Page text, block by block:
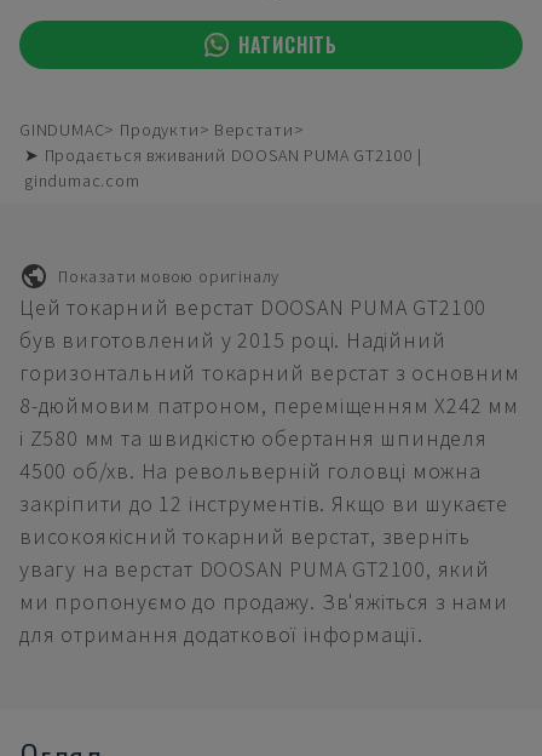
НАТИСНІТЬ
GINDUMAC Продукти
Верстати
➤ Продається вживаний DOOSAN PUMA GT2100 |
gindumac.com
Показати мовою оригіналу
Цей токарний верстат DOOSAN PUMA GT2100
був виготовлений у 2015 році. Надійний
горизонтальний токарний верстат з основним
8-дюймовим патроном, переміщенням X242 мм
і Z580 мм та швидкістю обертання шпинделя
4500 об/хв. На револьверній головці можна
закріпити до 12 інструментів. Якщо ви шукаєте
високоякісний токарний верстат, зверніть
увагу на верстат DOOSAN PUMA GT2100, який
ми пропонуємо до продажу. Зв'яжіться з нами
для отримання додаткової інформації.